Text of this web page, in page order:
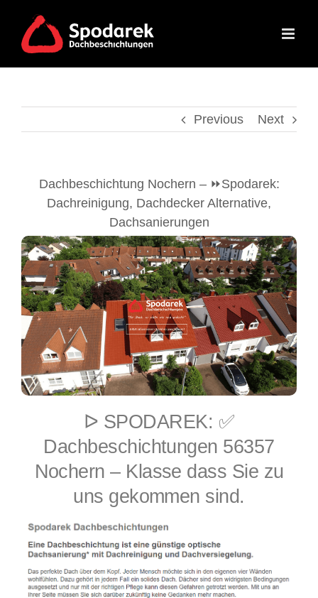
content
Previous Next
Dachbeschichtung Nochern – ⏩Spodarek:
Dachreinigung, Dachdecker Alternative,
Dachsanierungen
ᐅ SPODAREK: ✅
Dachbeschichtungen 56357
Nochern – Klasse dass Sie zu
uns gekommen sind.